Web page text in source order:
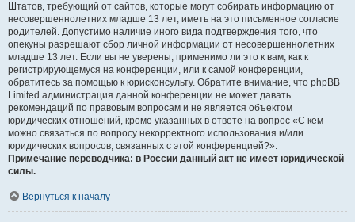
Штатов, требующий от сайтов, которые могут собирать информацию от
несовершеннолетних младше 13 лет, иметь на это письменное согласие
родителей. Допустимо наличие иного вида подтверждения того, что
опекуны разрешают сбор личной информации от несовершеннолетних
младше 13 лет. Если вы не уверены, применимо ли это к вам, как к
регистрирующемуся на конференции, или к самой конференции,
обратитесь за помощью к юрисконсульту. Обратите внимание, что phpBB
Limited администрация данной конференции не может давать
рекомендаций по правовым вопросам и не является объектом
юридических отношений, кроме указанных в ответе на вопрос «С кем
можно связаться по вопросу некорректного использования и/или
юридических вопросов, связанных с этой конференцией?».
Примечание переводчика: в России данный акт не имеет юридической
силы..
Вернуться к началу